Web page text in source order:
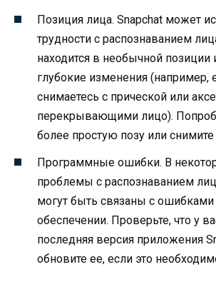
Позиция лица. Snapchat может
трудности с распознаванием
находится в необычной позиции
глубокие изменения (например,
снимаетесь с прической или
перекрывающими лицо).
более простую позу или снимите
Программные ошибки. В
проблемы с распознаванием
могут быть связаны с
обеспечении. Проверьте, что у
последняя версия приложения
обновите ее, если это